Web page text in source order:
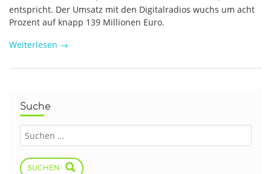
entspricht. Der Umsatz mit den Digitalradios wuchs um acht
Prozent auf knapp 139 Millionen Euro.
Weiterlesen →
Suche
SUCHEN